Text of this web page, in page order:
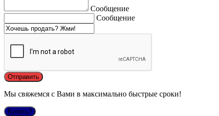
Сообщение
Сообщение
Мы свяжемся с Вами в максимально быстрые сроки!
Купить?